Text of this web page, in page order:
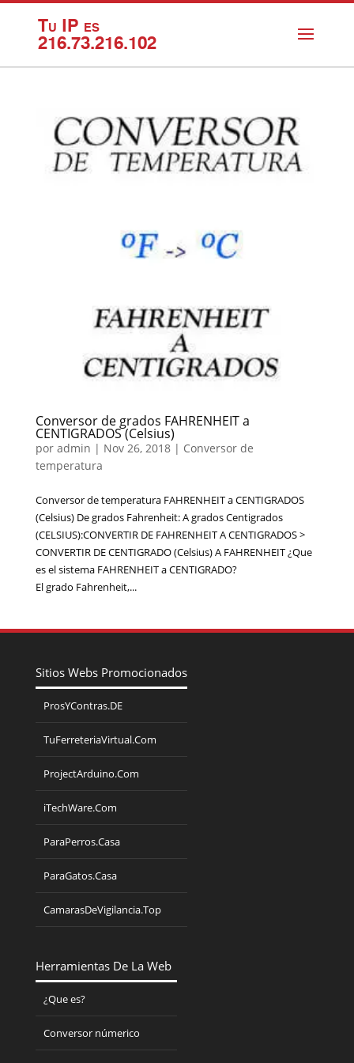
Tu IP es
216.73.216.102
Conversor de grados FAHRENHEIT a
CENTIGRADOS (Celsius)
por admin | Nov 26, 2018| Conversor de
temperatura
Conversor de temperatura FAHRENHEIT a CENTIGRADOS
(Celsius) De grados Fahrenheit: A grados Centigrados
(CELSIUS):CONVERTIR DE FAHRENHEIT A CENTIGRADOS >
CONVERTIR DE CENTIGRADO (Celsius) A FAHRENHEIT ¿Que
es el sistema FAHRENHEIT a CENTIGRADO?
El grado Fahrenheit,...
Sitios Webs Promocionados
ProsYContras.DE
TuFerreteriaVirtual.Com
ProjectArduino.Com
iTechWare.Com
ParaPerros.Casa
ParaGatos.Casa
CamarasDeVigilancia.Top
Herramientas De La Web
¿Que es?
Conversor númerico